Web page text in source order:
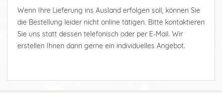
Wenn Ihre Lieferung ins Ausland erfolgen soll, können Sie
die Bestellung leider nicht online tätigen. Bitte kontaktieren
Sie uns statt dessen telefonisch oder per E-Mail. Wir
erstellen Ihnen dann gerne ein individuelles Angebot.